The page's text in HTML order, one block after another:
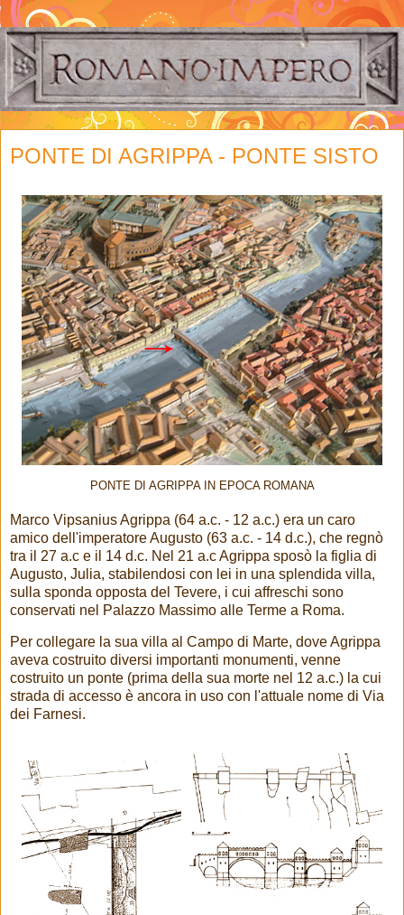
PONTE DI AGRIPPA - PONTE SISTO
PONTE DI AGRIPPA IN EPOCA ROMANA
Marco Vipsanius Agrippa (64 a.c. - 12 a.c.) era un caro
amico dell'imperatore Augusto (63 a.c. - 14 d.c.), che regnò
tra il 27 a.c e il 14 d.c. Nel 21 a.c Agrippa sposò la figlia di
Augusto, Julia, stabilendosi con lei in una splendida villa,
sulla sponda opposta del Tevere, i cui affreschi sono
conservati nel Palazzo Massimo alle Terme a Roma.
Per collegare la sua villa al Campo di Marte, dove Agrippa
aveva costruito diversi importanti monumenti, venne
costruito un ponte (prima della sua morte nel 12 a.c.) la cui
strada di accesso è ancora in uso con l'attuale nome di Via
dei Farnesi.